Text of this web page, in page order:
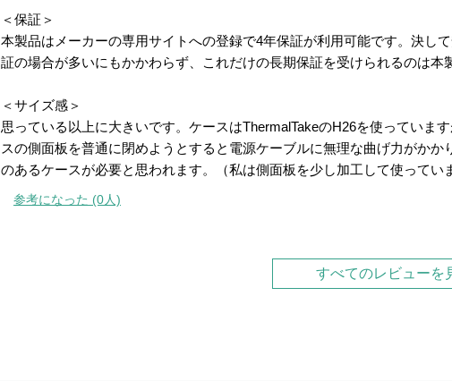
＜保証＞
本製品はメーカーの専用サイトへの登録で4年保証が利用可能です。決し
証の場合が多いにもかかわらず、これだけの長期保証を受けられるのは本
＜サイズ感＞
思っている以上に大きいです。ケースはThermalTakeのH26を使っていま
スの側面板を普通に閉めようとすると電源ケーブルに無理な曲げ力がか
のあるケースが必要と思われます。（私は側面板を少し加工して使ってい
参考になった (0人)
すべてのレビューを